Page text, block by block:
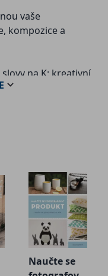
vaše
kompozice a
na K: kreativní
„kámo“, je možné
své fotografické i
řadou vydavatelství
svými
dál? A odpovídá na
probudit svoji
jsou velmi často
pět, deset…),
Tak jako
Naučte se